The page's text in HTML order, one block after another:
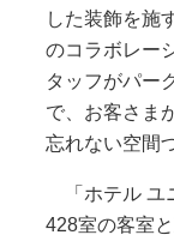
した装飾を施
のコラボレー
タッフがパー
で、お客さま
忘れない空間
「ホテル ユ
428室の客室